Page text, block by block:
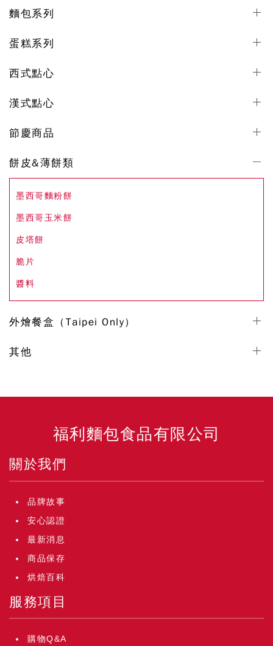
麵包系列
蛋糕系列
西式點心
漢式點心
節慶商品
餅皮&薄餅類
墨西哥麵粉餅
墨西哥玉米餅
皮塔餅
脆片
醬料
外燴餐盒（Taipei Only）
其他
福利麵包食品有限公司
關於我們
品牌故事
安心認證
最新消息
商品保存
烘焙百科
服務項目
購物Q&A